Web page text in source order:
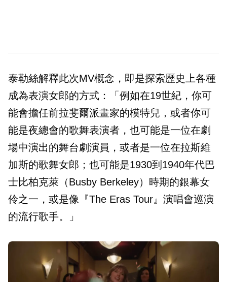
泰勒絲解釋此次MV概念，即是探索歷史上各種
成為表演女郎的方式：「例如在19世紀，你可
能會擔任前拉斐爾派畫家的模特兒，或者你可
能是夜總會的歌舞表演者，也可能是一位在劇
場中演出的舞台劇演員，或者是一位在拉斯維
加斯的歌舞女郎；也可能是1930到1940年代巴
士比柏克萊（Busby Berkeley）時期的銀幕女
伶之一，或是像『The Eras Tour』演唱會巡演
的流行歌手。」